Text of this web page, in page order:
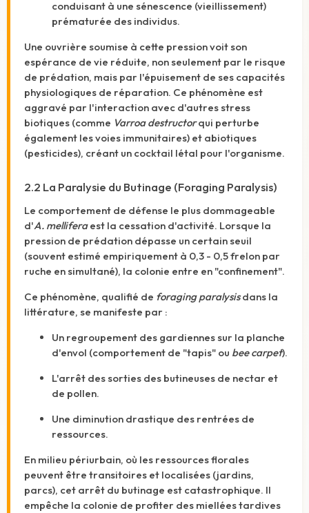
conduisant à une sénescence (vieillissement)
prématurée des individus.
Une ouvrière soumise à cette pression voit son
espérance de vie réduite, non seulement par le risque
de prédation, mais par l'épuisement de ses capacités
physiologiques de réparation. Ce phénomène est
aggravé par l'interaction avec d'autres stress
biotiques (comme Varroa destructorqui perturbe
également les voies immunitaires) et abiotiques
(pesticides), créant un cocktail létal pour l'organisme.
2.2 La Paralysie du Butinage (Foraging Paralysis)
Le comportement de défense le plus dommageable
d'A. melliferaest la cessation d'activité. Lorsque la
pression de prédation dépasse un certain seuil
(souvent estimé empiriquement à 0,3 - 0,5 frelon par
ruche en simultané), la colonie entre en "confinement".
Ce phénomène, qualifié de foraging paralysisdans la
littérature, se manifeste par :
Un regroupement des gardiennes sur la planche
d'envol (comportement de "tapis" ou bee carpet).
L'arrêt des sorties des butineuses de nectar et
de pollen.
Une diminution drastique des rentrées de
ressources.
En milieu périurbain, où les ressources florales
peuvent être transitoires et localisées (jardins,
parcs), cet arrêt du butinage est catastrophique. Il
empêche la colonie de profiter des miellées tardives